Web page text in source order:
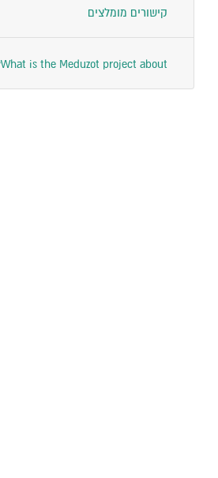
קישורים מומלצים
What is the Meduzot project about?